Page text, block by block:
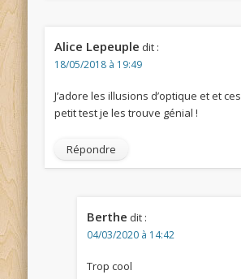
Alice Lepeuple dit :
18/05/2018 à 19:49
J’adore les illusions d’optique et et ces
petit test je les trouve génial !
Répondre
Berthe dit :
04/03/2020 à 14:42
Trop cool